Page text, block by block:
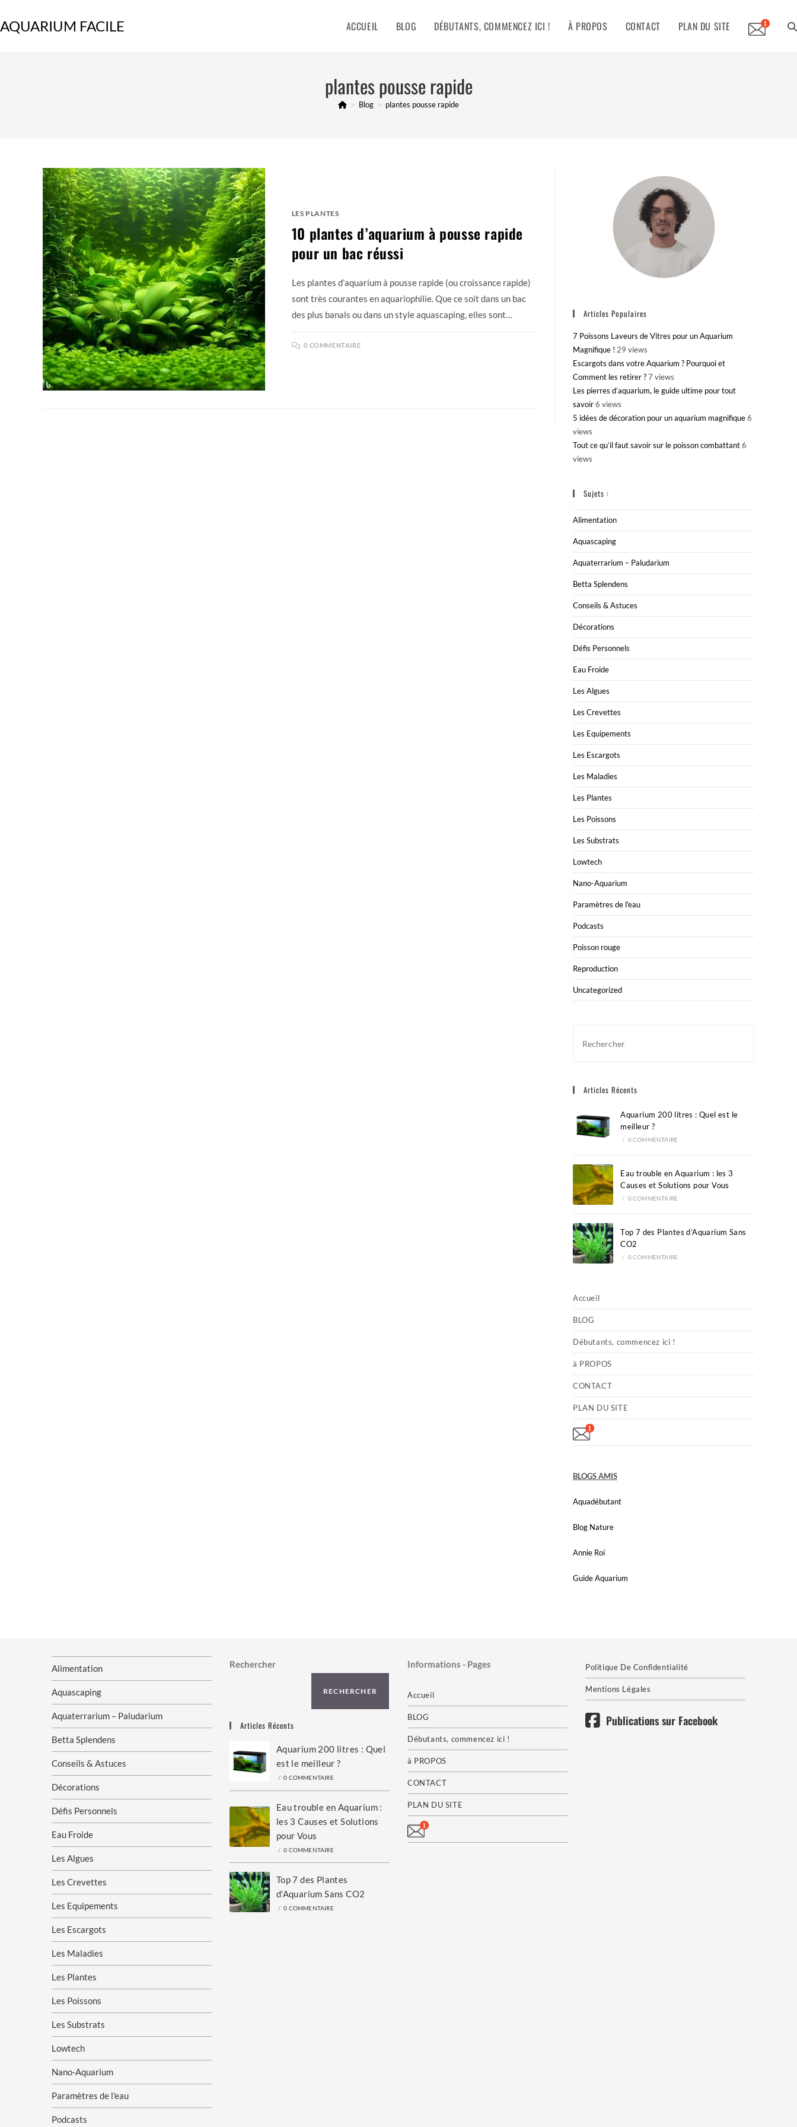
to
content
AQUARIUM FACILE ACCUEIL BLOG DÉBUTANTS, COMMENCEZ ICI ! À PROPOS CONTACT PLAN DU SITE
plantes pousse rapide
> Blog > plantes pousse rapide
LES PLANTES
10 plantes d’aquarium à pousse rapide
pour un bac réussi
Les plantes d’aquarium à pousse rapide (ou croissance rapide)
sont très courantes en aquariophilie. Que ce soit dans un bac
des plus banals ou dans un style aquascaping, elles sont…
0 COMMENTAIRE
Articles Populaires
7 Poissons Laveurs de Vitres pour un Aquarium
Magnifique ! 29 views
Escargots dans votre Aquarium ? Pourquoi et
Comment les retirer ?7 views
Les pierres d’aquarium, le guide ultime pour tout
savoir6 views
5 idées de décoration pour un aquarium magnifique6
views
Tout ce qu’il faut savoir sur le poisson combattant6
views
Sujets :
Alimentation
Aquascaping
Aquaterrarium – Paludarium
Betta Splendens
Conseils & Astuces
Décorations
Défis Personnels
Eau Froide
Les Algues
Les Crevettes
Les Equipements
Les Escargots
Les Maladies
Les Plantes
Les Poissons
Les Substrats
Lowtech
Nano-Aquarium
Paramètres de l'eau
Podcasts
Poisson rouge
Reproduction
Uncategorized
Articles Récents
Aquarium 200 litres : Quel est le
meilleur ?
/ 0 COMMENTAIRE
Eau trouble en Aquarium : les 3
Causes et Solutions pour Vous
/ 0 COMMENTAIRE
Top 7 des Plantes d’Aquarium Sans
CO2
/ 0 COMMENTAIRE
Accueil
BLOG
Débutants, commencez ici !
à PROPOS
CONTACT
PLAN DU SITE
BLOGS AMIS
Aquadébutant
Blog Nature
Annie Roi
Guide Aquarium
Alimentation
Aquascaping
Aquaterrarium – Paludarium
Betta Splendens
Conseils & Astuces
Décorations
Défis Personnels
Eau Froide
Les Algues
Les Crevettes
Les Equipements
Les Escargots
Les Maladies
Les Plantes
Les Poissons
Les Substrats
Lowtech
Nano-Aquarium
Paramètres de l'eau
Podcasts
Rechercher
RECHERCHER
Articles Récents
Aquarium 200 litres : Quel
est le meilleur ?
/ 0 COMMENTAIRE
Eau trouble en Aquarium :
les 3 Causes et Solutions
pour Vous
/ 0 COMMENTAIRE
Top 7 des Plantes
d’Aquarium Sans CO2
/ 0 COMMENTAIRE
Informations - Pages
Accueil
BLOG
Débutants, commencez ici !
à PROPOS
CONTACT
PLAN DU SITE
Politique De Confidentialité
Mentions Légales
Publications sur Facebook